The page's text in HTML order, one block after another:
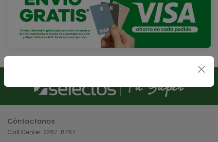
Cóntactanos
Call Center: 2267-6767